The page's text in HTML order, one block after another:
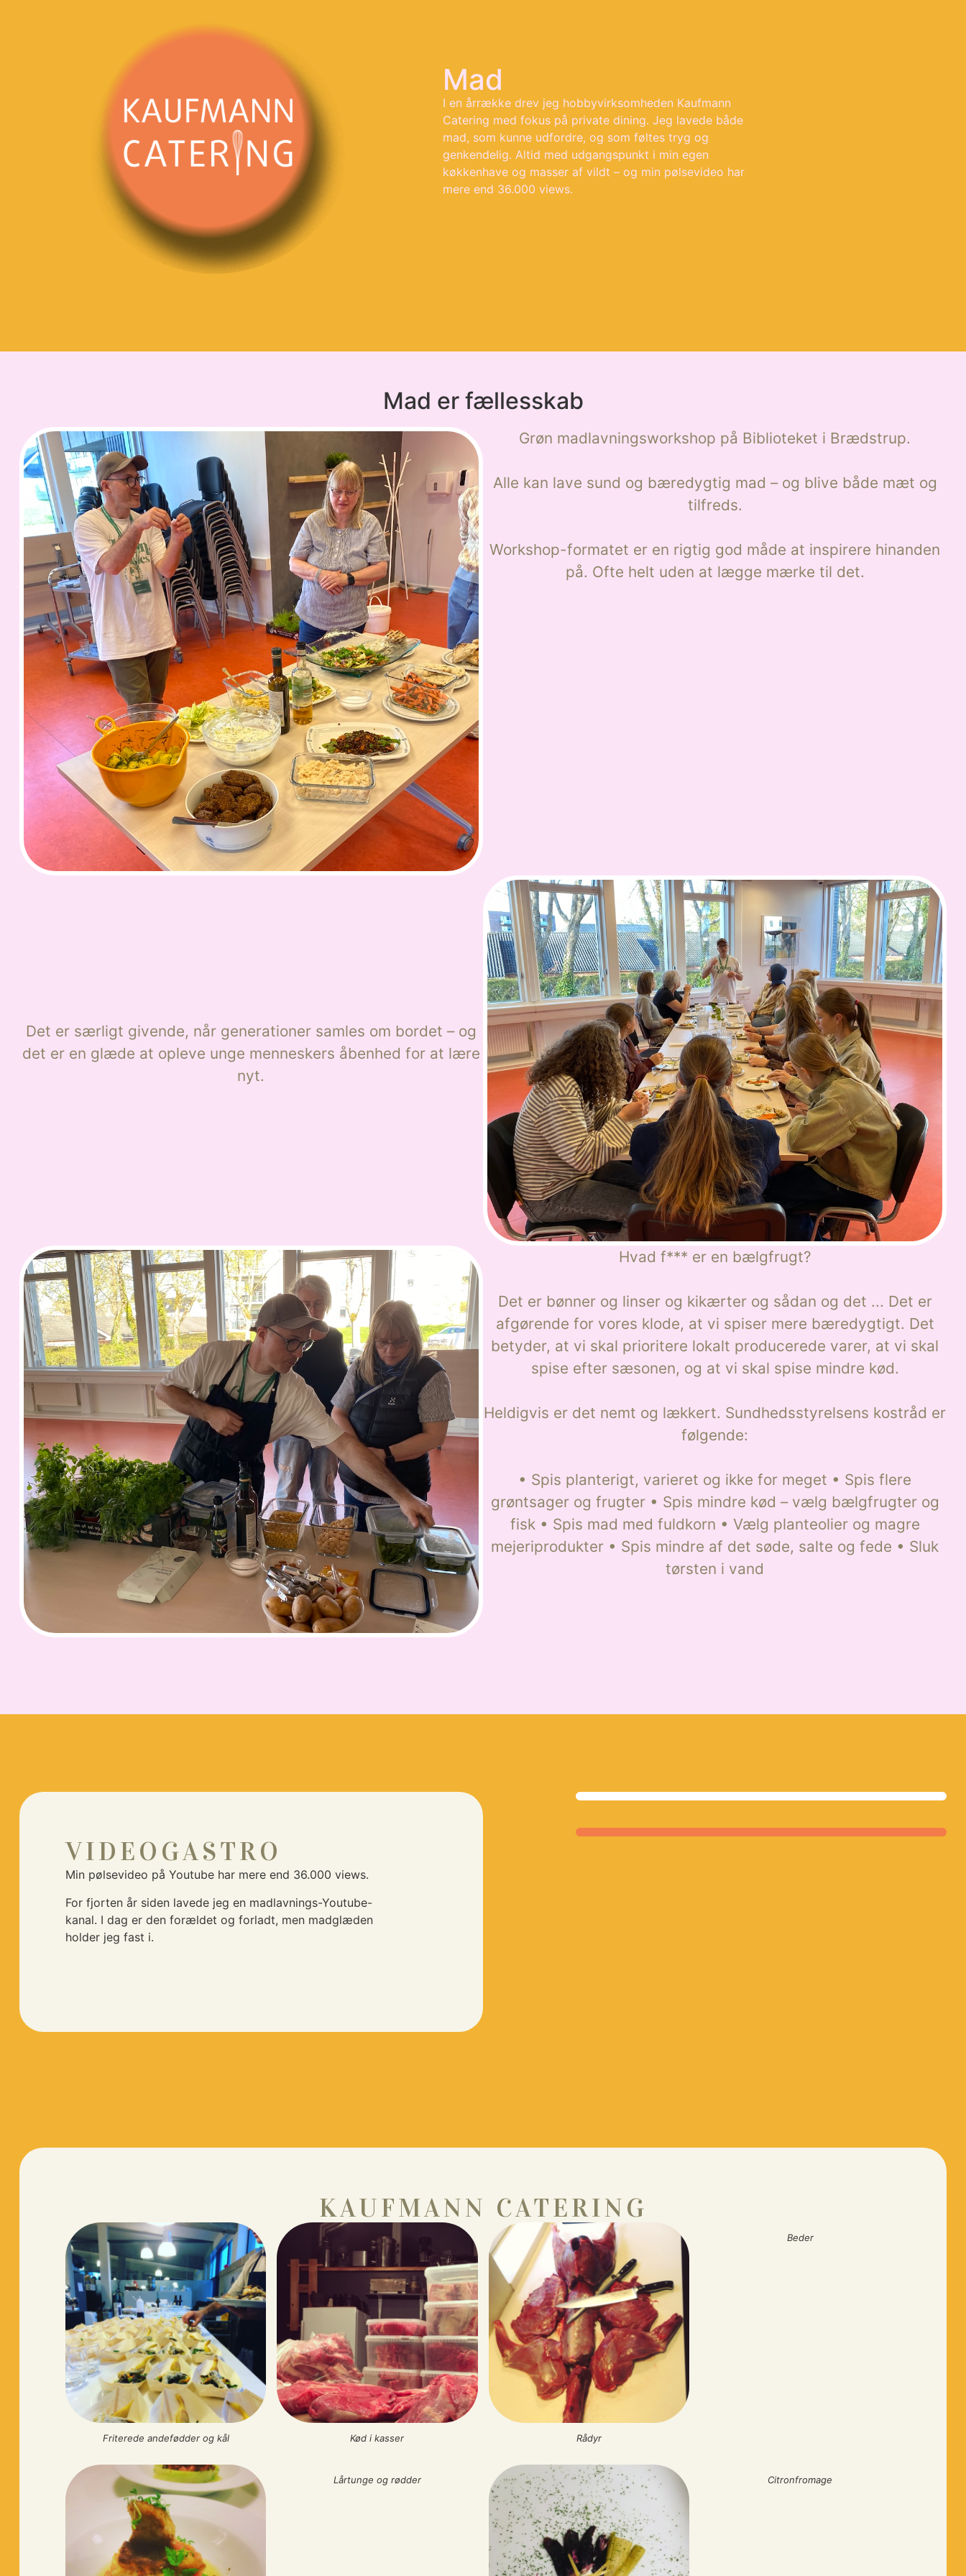
Mad
I en årrække drev jeg hobbyvirksomheden Kaufmann
Catering med fokus på private dining. Jeg lavede både
mad, som kunne udfordre, og som føltes tryg og
genkendelig. Altid med udgangs­punkt i min egen
køkkenhave og ­masser af vildt – og min pølsevideo har
mere end 36.000 views.
Mad er fællesskab
Grøn madlavningsworkshop på Biblioteket i Brædstrup.
Alle kan lave sund og bæredygtig mad – og blive både mæt og
tilfreds.
Workshop-formatet er en rigtig god måde at inspirere hinanden
på. Ofte helt uden at lægge mærke til det.
Det er særligt givende, når generationer samles om bordet – og
det er en glæde at opleve unge menneskers åbenhed for at lære
nyt.
Hvad f*** er en bælgfrugt?
Det er bønner og linser og kikærter og sådan og det ... Det er
afgørende for vores klode, at vi spiser mere bæredygtigt. Det
betyder, at vi skal prioritere lokalt producerede varer, at vi skal
spise efter sæsonen, og at vi skal spise mindre kød.
Heldigvis er det nemt og lækkert. Sundhedsstyrelsens kostråd er
følgende:
• Spis planterigt, varieret og ikke for meget • Spis flere
grøntsager og frugter • Spis mindre kød – vælg bælgfrugter og
fisk • Spis mad med fuldkorn • Vælg planteolier og magre
mejeriprodukter • Spis mindre af det søde, salte og fede • Sluk
tørsten i vand
VIDEOGASTRO
Min pølsevideo på Youtube har mere end 36.000 views.
For fjorten år siden lavede jeg en madlavnings-Youtube-
kanal. I dag er den forældet og forladt, men mad­glæden
holder jeg fast i.
KAUFMANN CATERING
Friterede andefødder og kål Kød i kasser Rådyr
Beder
Lårtunge og rødder Citronfromage